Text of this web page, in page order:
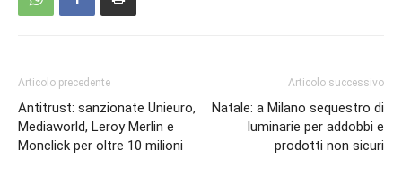
Articolo precedente
Antitrust: sanzionate Unieuro,
Mediaworld, Leroy Merlin e
Monclick per oltre 10 milioni
Articolo successivo
Natale: a Milano sequestro di
luminarie per addobbi e
prodotti non sicuri